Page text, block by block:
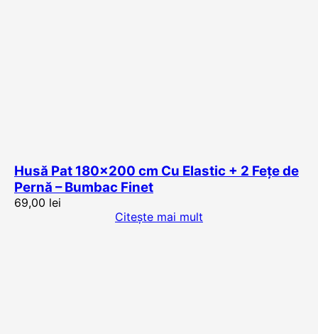
Husă Pat 180×200 cm Cu Elastic + 2 Fețe de
Pernă – Bumbac Finet
69,00 lei
Citește mai mult